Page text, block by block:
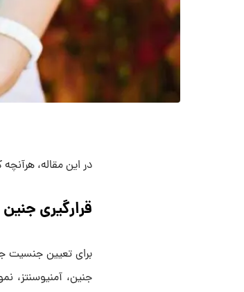
در این مقاله،
قرارگیری
برای تعیین جنسیت